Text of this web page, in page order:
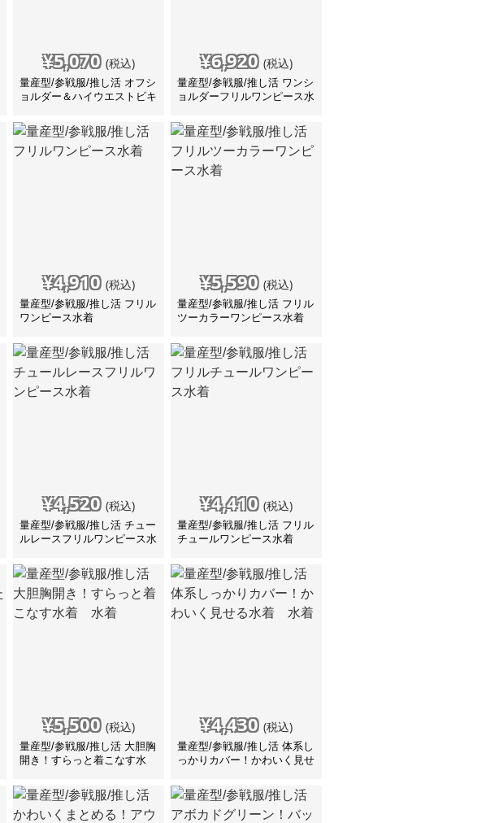
¥5,070 (税込)
量産型/参戦服/推し活 オフシ
ョルダー＆ハイウエストビキ
¥6,920 (税込)
量産型/参戦服/推し活 ワンシ
ョルダーフリルワンピース水
¥4,910 (税込)
量産型/参戦服/推し活 フリル
ワンピース水着
¥5,590 (税込)
量産型/参戦服/推し活 フリル
ツーカラーワンピース水着
¥4,520 (税込)
量産型/参戦服/推し活 チュー
ルレースフリルワンピース水
¥4,410 (税込)
量産型/参戦服/推し活 フリル
チュールワンピース水着
¥5,500 (税込)
量産型/参戦服/推し活 大胆胸
開き！すらっと着こなす水
¥4,430 (税込)
量産型/参戦服/推し活 体系し
っかりカバー！かわいく見せ